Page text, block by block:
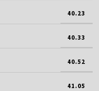
40.23
40.33
40.52
41.05